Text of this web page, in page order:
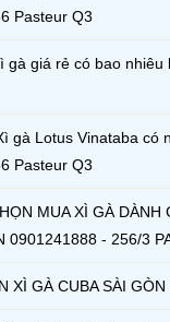
Pasteur Q3
gà giá rẻ có bao nhiêu
gà Lotus Vinataba có
Pasteur Q3
MUA XÌ GÀ DÀNH
0901241888 - 256/3
XÌ GÀ CUBA SÀI